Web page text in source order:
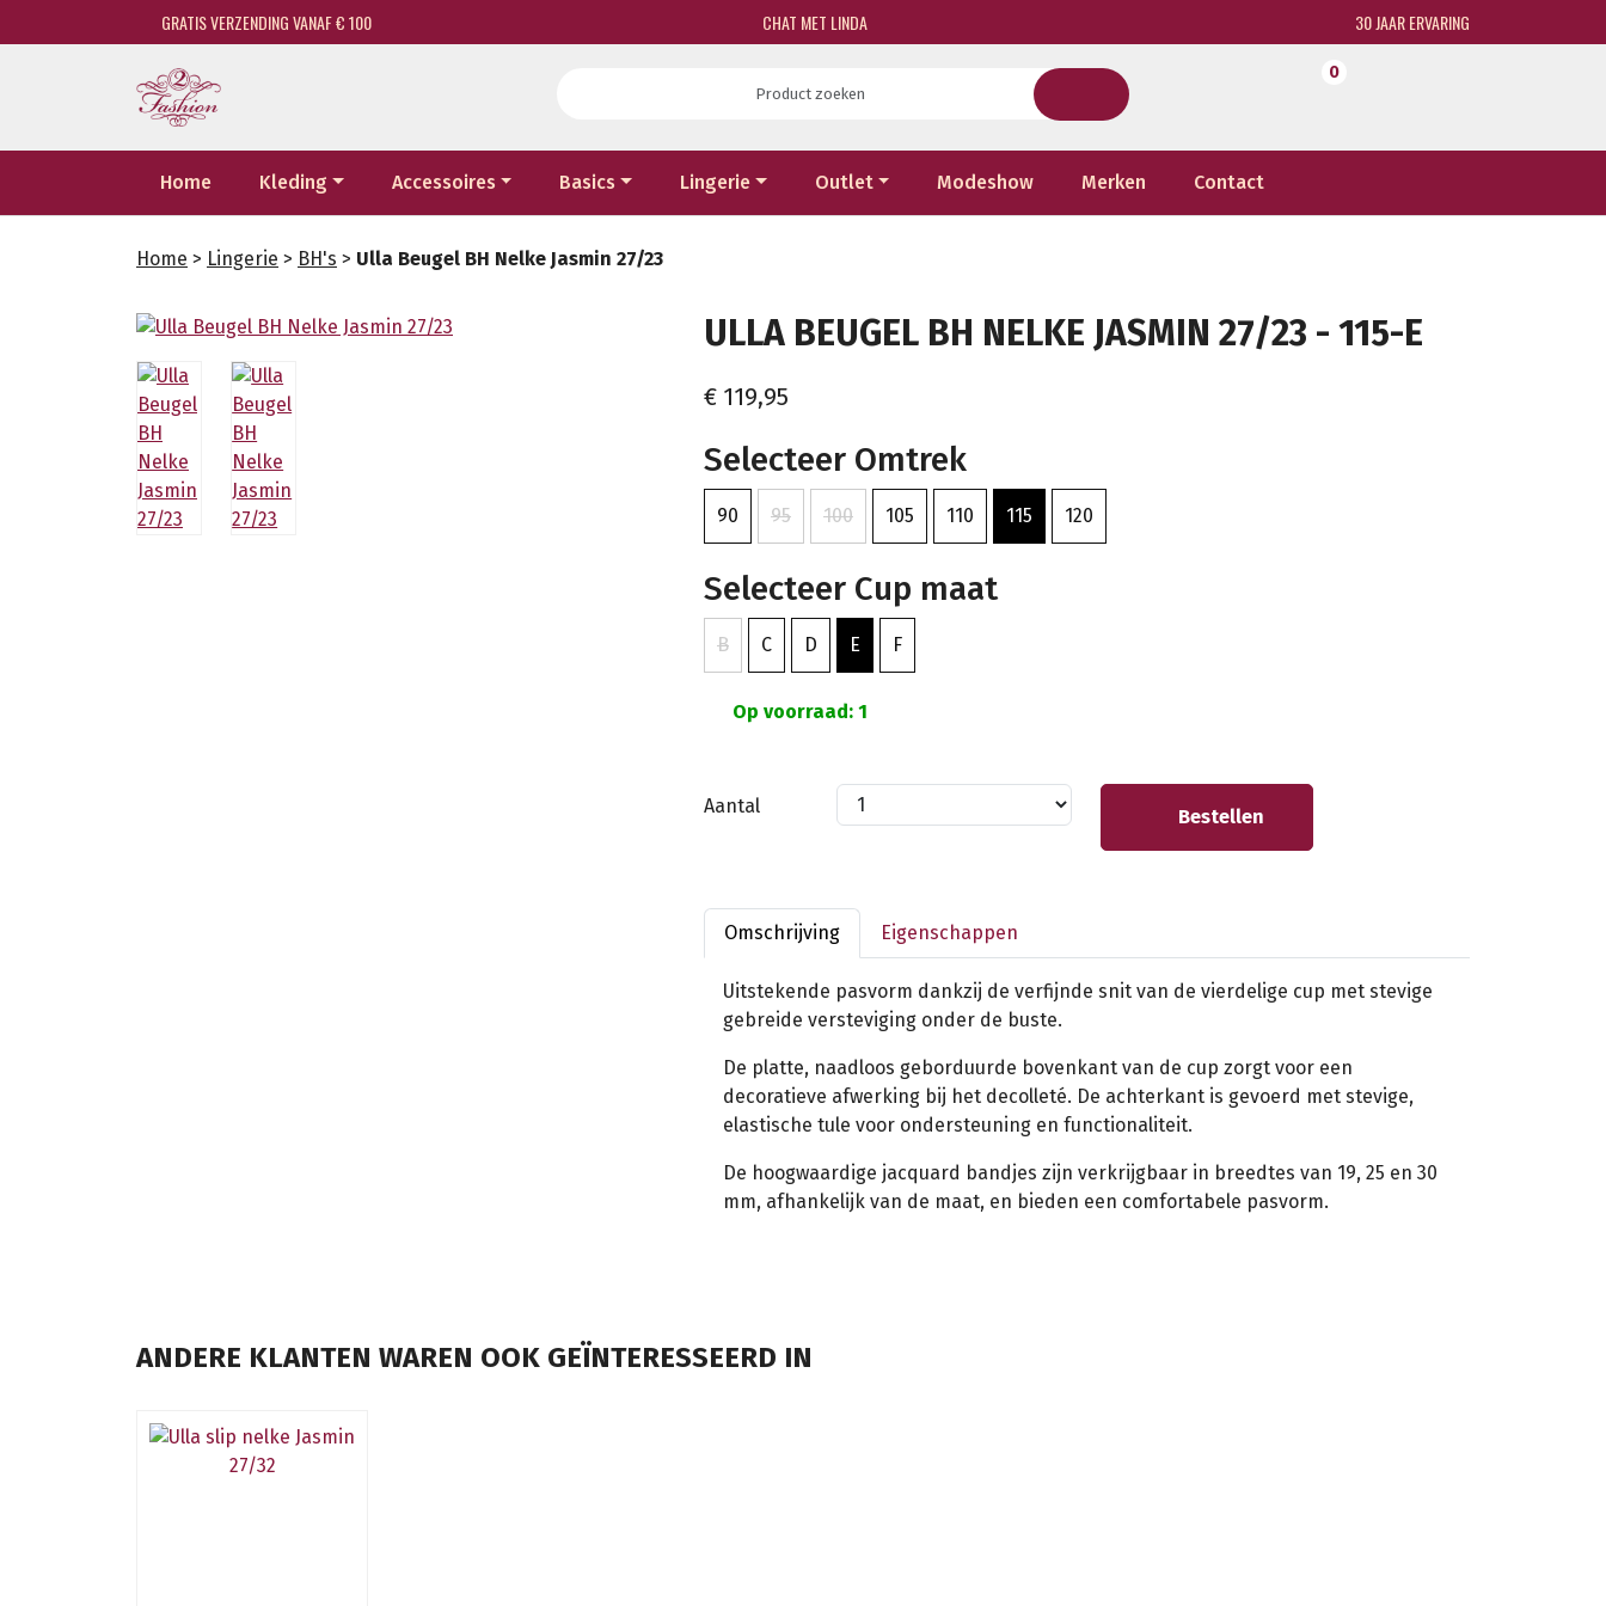
GRATIS VERZENDING VANAF € 100 CHAT MET LINDA 30 JAAR ERVARING
0
Home Kleding Accessoires Basics Lingerie Outlet Modeshow Merken Contact
Home > Lingerie > BH's > Ulla Beugel BH Nelke Jasmin 27/23
ULLA BEUGEL BH NELKE JASMIN 27/23 - 115-E
€ 119,95
Selecteer Omtrek
90 95 100 105 110 115 120
Selecteer Cup maat
B C D E F
Op voorraad: 1
Aantal Bestellen
Omschrijving Eigenschappen
Uitstekende pasvorm dankzij de verfijnde snit van de vierdelige cup met stevige
gebreide versteviging onder de buste.
De platte, naadloos geborduurde bovenkant van de cup zorgt voor een
decoratieve afwerking bij het decolleté. De achterkant is gevoerd met stevige,
elastische tule voor ondersteuning en functionaliteit.
De hoogwaardige jacquard bandjes zijn verkrijgbaar in breedtes van 19, 25 en 30
mm, afhankelijk van de maat, en bieden een comfortabele pasvorm.
ANDERE KLANTEN WAREN OOK GEÏNTERESSEERD IN